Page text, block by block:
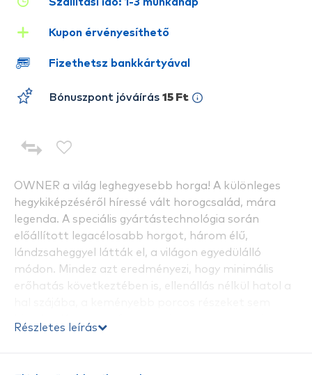
OWNER a világ leghegyesebb horga! A különleges
hegykiképzéséről híressé vált horogcsalád, mára
legenda. A speciális gyártástechnológia során
előállított legacélosabb horgot, három élű,
lándzsaheggyel látták el, a világon egyedülálló
módon. Mindez azt eredményezi, hogy minimális
erőhatás következtében is, ellenállás nélkül hatol a
Részletes leírás
Kupon érvényesíthető
Fizethetsz bankkártyával
Bónuszpont jóváírás 15 Ft